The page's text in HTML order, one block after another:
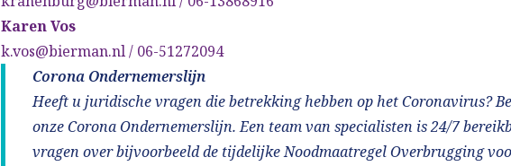
Karen Vos
k.vos@bierman.nl/ 06-51272094
Corona Ondernemerslijn
Heeft u juridische vragen die betrekking hebben op het Coronavirus?
onze Corona Ondernemerslijn. Een team van specialisten is 24/7
vragen over bijvoorbeeld de tijdelijke Noodmaatregel Overbrugging